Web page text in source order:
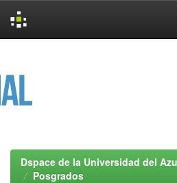
Dspace de la Universidad del
Posgrados